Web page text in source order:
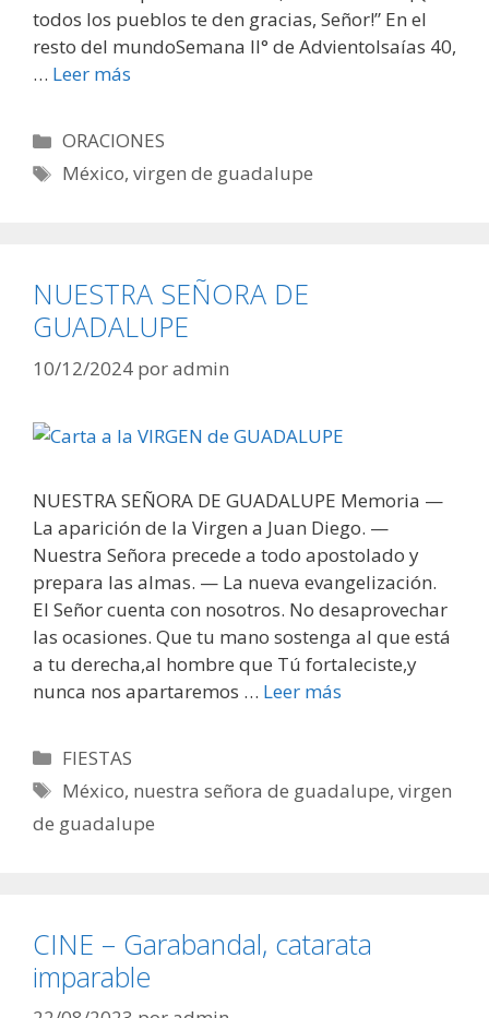
todos los pueblos te den gracias, Señor!” En el
resto del mundoSemana II° de AdvientoIsaías 40,
… Leer más
Categorías
ORACIONES
Etiquetas
México,virgen de guadalupe
NUESTRA SEÑORA DE
GUADALUPE
10/12/2024 poradmin
NUESTRA SEÑORA DE GUADALUPE Memoria —
La aparición de la Virgen a Juan Diego. —
Nuestra Señora precede a todo apostolado y
prepara las almas. — La nueva evangelización.
El Señor cuenta con nosotros. No desaprovechar
las ocasiones. Que tu mano sostenga al que está
a tu derecha,al hombre que Tú fortaleciste,y
nunca nos apartaremos … Leer más
Categorías
FIESTAS
Etiquetas
México, nuestra señora de guadalupe,virgen
de guadalupe
CINE – Garabandal, catarata
imparable